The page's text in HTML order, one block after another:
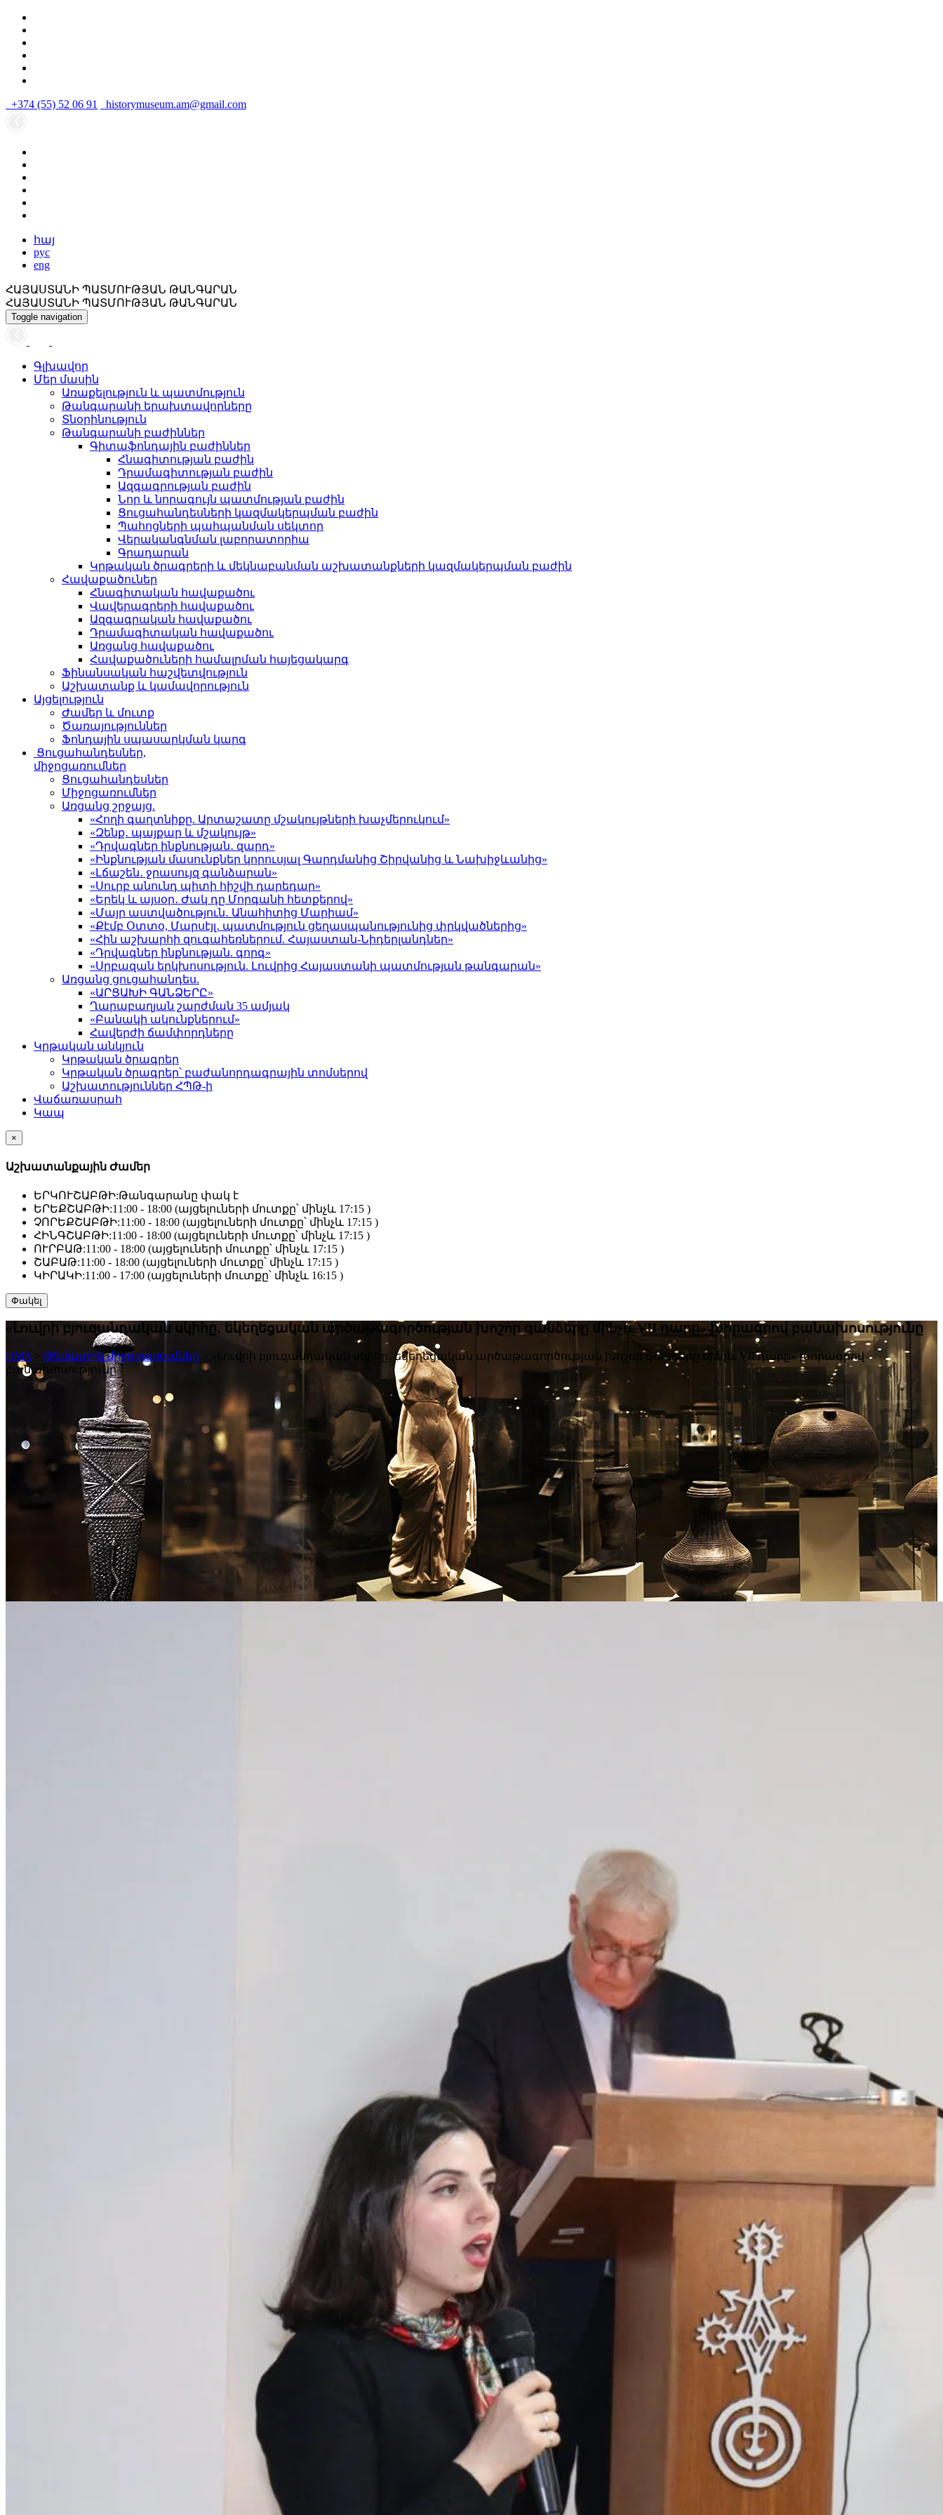
+374 (55) 52 06 91 historymuseum.am@gmail.com
հայ
рус
eng
ՀԱՅԱՍՏԱՆԻ ՊԱՏՄՈՒԹՅԱՆ ԹԱՆԳԱՐԱՆ
ՀԱՅԱՍՏԱՆԻ ՊԱՏՄՈՒԹՅԱՆ ԹԱՆԳԱՐԱՆ
Toggle navigation
Գլխավոր
Մեր մասին
Առաքելություն և պատմություն
Թանգարանի երախտավորները
Տնօրինություն
Թանգարանի բաժիններ
Գիտաֆոնդային բաժիններ
Հնագիտության բաժին
Դրամագիտության բաժին
Ազգագրության բաժին
Նոր և նորագույն պատմության բաժին
Ցուցահանդեսների կազմակերպման բաժին
Պահոցների պահպանման սեկտոր
Վերականգնման լաբորատորիա
Գրադարան
Կրթական ծրագրերի և մեկնաբանման աշխատանքների կազմակերպման բաժին
Հավաքածուներ
Հնագիտական հավաքածու
Վավերագրերի հավաքածու
Ազգագրական հավաքածու
Դրամագիտական հավաքածու
Առցանց հավաքածու
Հավաքածուների համալրման հայեցակարգ
Ֆինանսական հաշվետվություն
Աշխատանք և կամավորություն
Այցելություն
Ժամեր և մուտք
Ծառայություններ
Ֆոնդային սպասարկման կարգ
Ցուցահանդեսներ,
միջոցառումներ
Ցուցահանդեսներ
Միջոցառումներ
Առցանց շրջայց.
«Հողի գաղտնիքը. Արտաշատը մշակույթների խաչմերուկում»
«Զենք․ պայքար և մշակույթ»
«Դրվագներ ինքնության․ զարդ»
«Ինքնության մասունքներ կորուսյալ Գարդմանից Շիրվանից և Նախիջևանից»
«Լճաշեն․ ջրասույզ գանձարան»
«Սուրբ անունդ պիտի հիշվի դարեդար»
«Երեկ և այսօր․ Ժակ դը Մորգանի հետքերով»
«Մայր աստվածություն․ Անահիտից Մարիամ»
«Քէմբ Օտտօ, Մարսէյլ․ պատմություն ցեղասպանությունից փրկվածներից»
«Հին աշխարհի զուգահեռներում. Հայաստան-Նիդերլանդներ»
«Դրվագներ ինքնության. գորգ»
«Սրբազան երկխոսություն. Լուվրից Հայաստանի պատմության թանգարան»
Առցանց ցուցահանդես.
«ԱՐՑԱԽԻ ԳԱՆՁԵՐԸ»
Ղարաբաղյան շարժման 35 ամյակ
«Բանակի ակունքներում»
Հավերժի ճամփորդները
Կրթական անկյուն
Կրթական ծրագրեր
Կրթական ծրագրեր՝ բաժանորդագրային տոմսերով
Աշխատություններ ՀՊԹ-ի
Վաճառասրահ
Կապ
×
Աշխատանքային Ժամեր
ԵՐԿՈՒՇԱԲԹԻ:Թանգարանը փակ է
ԵՐԵՔՇԱԲԹԻ:11:00 - 18:00 (այցելուների մուտքը՝ մինչև 17:15 )
ՉՈՐԵՔՇԱԲԹԻ:11:00 - 18:00 (այցելուների մուտքը՝ մինչև 17:15 )
ՀԻՆԳՇԱԲԹԻ:11:00 - 18:00 (այցելուների մուտքը՝ մինչև 17:15 )
ՈՒՐԲԱԹ:11:00 - 18:00 (այցելուների մուտքը՝ մինչև 17:15 )
ՇԱԲԱԹ:11:00 - 18:00 (այցելուների մուտքը՝ մինչև 17:15 )
ԿԻՐԱԿԻ:11:00 - 17:00 (այցելուների մուտքը՝ մինչև 16:15 )
Փակել
«Լուվրի բյուզանդական սկիհը․ եկեղեցական արծաթագործության խոշոր գանձերը մինչև VII դարը» խորագրով բանախոսությունը
HMA Թեմատիկ միջոցառումներ
«Լուվրի բյուզանդական սկիհը․ եկեղեցական արծաթագործության խոշոր գանձերը մինչև VII դարը» խորագրով
բանախոսությունը